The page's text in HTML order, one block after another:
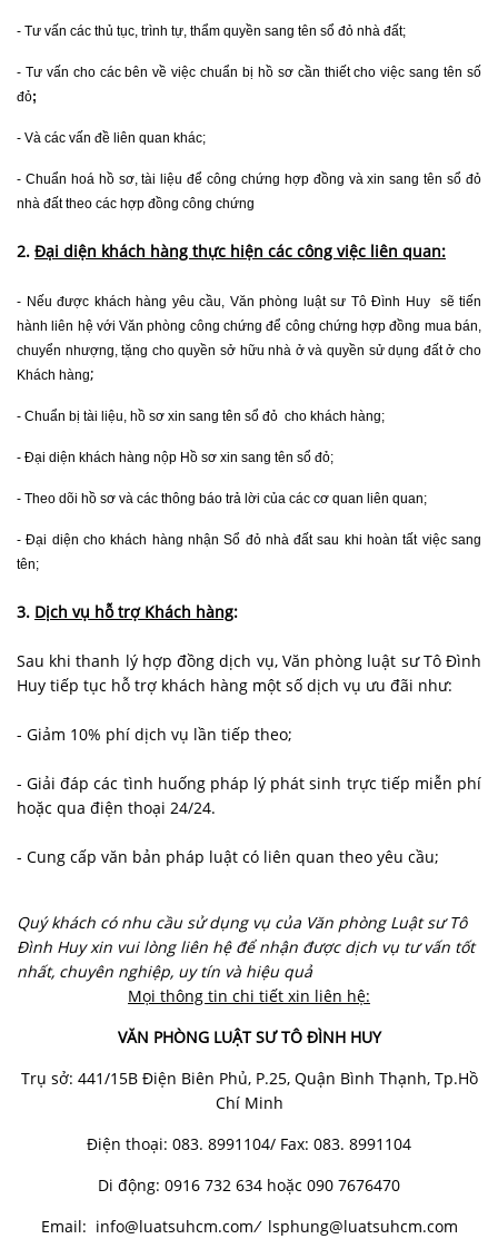
- Tư vấn các thủ tục, trình tự, thẩm quyền sang tên sổ đỏ nhà đất;
- Tư vấn cho các bên về việc chuẩn bị hồ sơ cần thiết cho việcsang tên số
đỏ;
- Và các vấn đề liên quan khác;
- Chuẩn hoá hồ sơ, tài liệu để công chứng hợp đồng và xin sang tên sổ đỏ
nhà đất theo các hợp đồng công chứng
2. Đại diện khách hàng thực hiện các công việc liên quan:
- Nếu được khách hàng yêu cầu, Văn phòng luật sư Tô Đình Huy sẽ tiến
hành liên hệ với Văn phòng công chứng để công chứng hợp đồng mua bán,
chuyển nhượng, tặng cho quyền sở hữu nhà ở và quyền sử dụng đất ở cho
Khách hàng;
- Chuẩn bị tài liệu, hồ sơ xin sang tên sổ đỏ cho khách hàng;
- Đại diện khách hàng nộp Hồ sơ xin sang tên sổ đỏ;
- Theo dõi hồ sơ và các thông báo trả lời của các cơ quan liên quan;
- Đại diện cho khách hàng nhận Sổ đỏ nhà đất sau khi hoàn tất việc sang
tên;
3. Dịch vụ hỗ trợ Khách hàng:
Sau khi thanh lý hợp đồng dịch vụ, Văn phòng luật sư Tô Đình
Huy tiếp tục hỗ trợ khách hàng một số dịch vụ ưu đãi như:
- Giảm 10% phí dịch vụ lần tiếp theo;
- Giải đáp các tình huống pháp lý phát sinh trực tiếp miễn phí
hoặc qua điện thoại 24/24.
- Cung cấp văn bản pháp luật có liên quan theo yêu cầu;
Quý khách có nhu cầu sử dụng vụ của Văn phòng Luật sư Tô
Đình Huy xin vui lòng liên hệ để nhận được dịch vụ tư vấn tốt
nhất, chuyên nghiệp, uy tín và hiệu quả
Mọi thông tin chi tiết xin liên hệ:
VĂN PHÒNG LUẬT SƯ TÔ ĐÌNH HUY
Trụ sở: 441/15B Điện Biên Phủ, P.25, Quận Bình Thạnh, Tp.Hồ
Chí Minh
Điện thoại: 083. 8991104/ Fax: 083. 8991104
Di động: 0916 732 634 hoặc 090 7676470
Email: info@luatsuhcm.com/ lsphung@luatsuhcm.com